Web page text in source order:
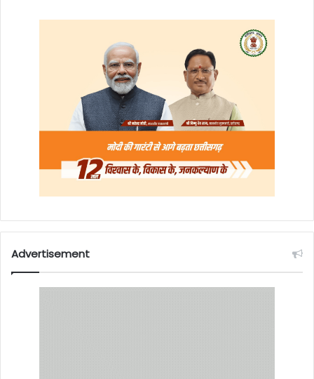
Advertisement